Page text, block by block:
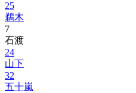
25
鵜木
7
石渡
24
山下
32
五十嵐